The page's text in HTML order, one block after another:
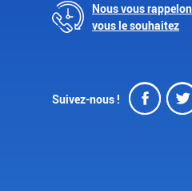
Nous vous
vous le souhaitez
Suivez-nous !